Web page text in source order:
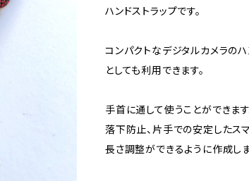
ハンドストラップです。
コンパクトなデジタルカメラのハ
としても利用できます。
手首に通して使うことができます
落下防止、片手での安定したス
長さ調整ができるように作成しま